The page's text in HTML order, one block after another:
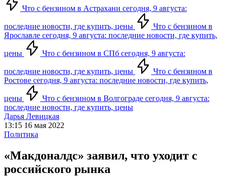
Что с бензином в Астрахани сегодня, 9 августа:
последние новости, где купить, цены
Что с бензином в
Ярославле сегодня, 9 августа: последние новости, где купить,
цены Что с бензином в СПб сегодня, 9 августа:
последние новости, где купить, цены
Что с бензином в
Ростове сегодня, 9 августа: последние новости, где купить,
цены
Что с бензином в Волгограде сегодня, 9 августа:
последние новости, где купить, цены
Дарья Левицкая
13:15 16 мая 2022
Политика
«Макдоналдс» заявил, что уходит с
российского рынка